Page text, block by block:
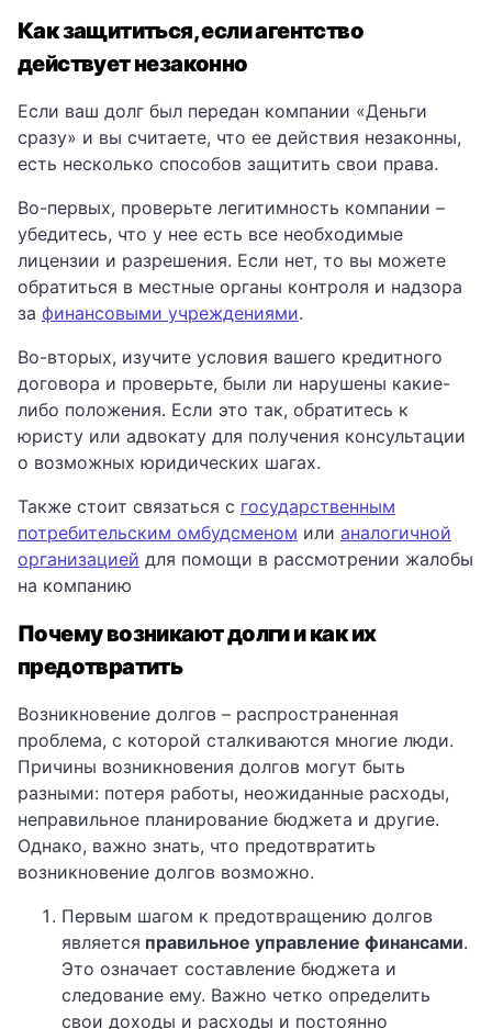
Как защититься, если агентство
действует незаконно
Если ваш долг был передан компании «Деньги
сразу» и вы считаете, что ее действия незаконны,
есть несколько способов защитить свои права.
Во-первых, проверьте легитимность компании –
убедитесь, что у нее есть все необходимые
лицензии и разрешения. Если нет, то вы можете
обратиться в местные органы контроля и надзора
за финансовыми учреждениями.
Во-вторых, изучите условия вашего кредитного
договора и проверьте, были ли нарушены какие-
либо положения. Если это так, обратитесь к
юристу или адвокату для получения консультации
о возможных юридических шагах.
Также стоит связаться с государственным
потребительским омбудсменом или аналогичной
организацией для помощи в рассмотрении жалобы
на компанию
Почему возникают долги и как их
предотвратить
Возникновение долгов – распространенная
проблема, с которой сталкиваются многие люди.
Причины возникновения долгов могут быть
разными: потеря работы, неожиданные расходы,
неправильное планирование бюджета и другие.
Однако, важно знать, что предотвратить
возникновение долгов возможно.
Первым шагом к предотвращению долгов
является правильное управление финансами.
Это означает составление бюджета и
следование ему. Важно четко определить
свои доходы и расходы и постоянно